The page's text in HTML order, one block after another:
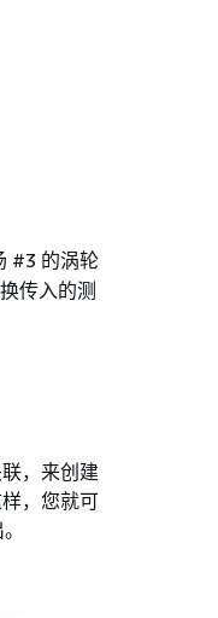
#3 的涡轮
传入的测
，来创建
，您就可